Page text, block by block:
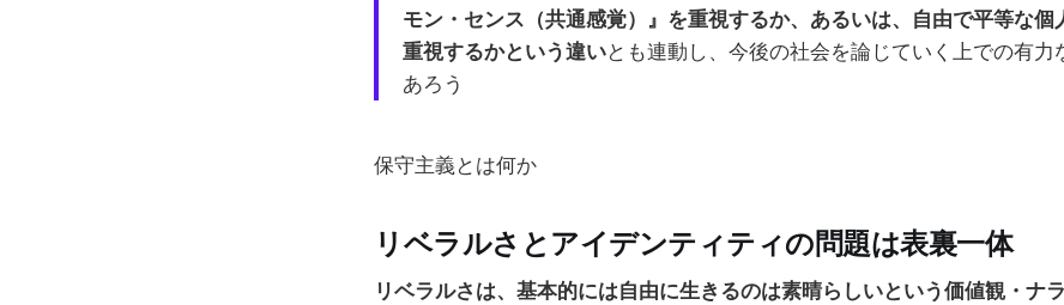
モン・センス（共通感覚）』を重視するか、あるいは、自由で平等な個
重視するかという違いとも連動し、今後の社会を論じていく上での有力
あろう
保守主義とは何か
リベラルさとアイデンティティの問題は表裏一体
リベラルさは、基本的には自由に生きるのは素晴らしいという価値観・ナ